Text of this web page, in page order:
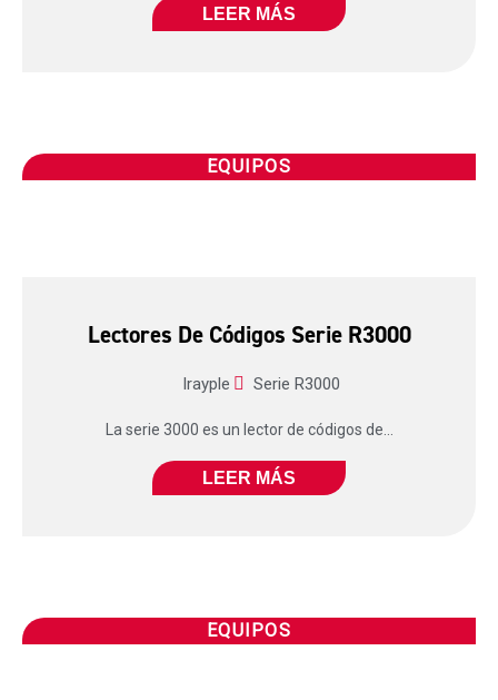
LEER MÁS
EQUIPOS
Lectores De Códigos Serie R3000
Irayple Serie R3000
La serie 3000 es un lector de códigos de...
LEER MÁS
EQUIPOS